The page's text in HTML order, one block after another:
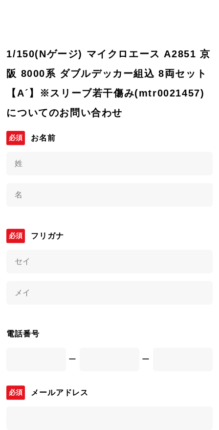
1/150(Nゲージ) マイクロエース A2851 京
阪 8000系 ダブルデッカー組込 8両セット
【A´】※スリーブ若干傷み(mtr0021457)
についてのお問い合わせ
お名前
フリガナ
電話番号
ー ー
メールアドレス